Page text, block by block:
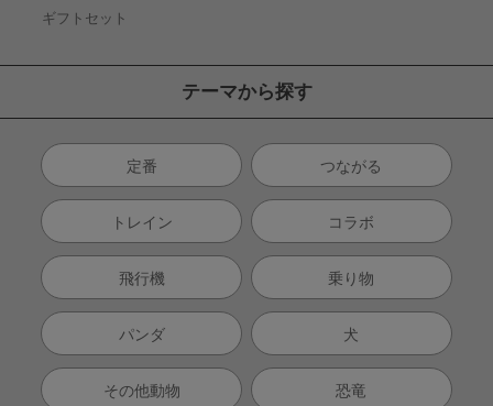
ギフトセット
テーマから探す
定番 つながる
トレイン コラボ
飛行機 乗り物
パンダ 犬
その他動物 恐竜